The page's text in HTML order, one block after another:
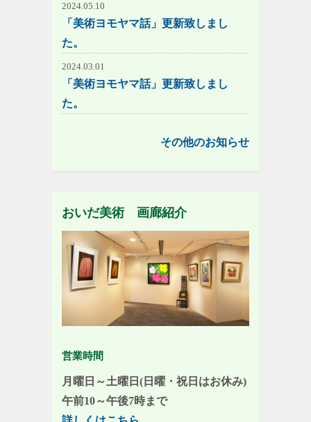
2024.05.10
「美術ヨモヤマ話」更新致しまし
た。
2024.03.01
「美術ヨモヤマ話」更新致しまし
た。
その他のお知らせ
おいだ美術 画廊紹介
営業時間
月曜日～土曜日(日曜・祝日はお休み)
午前10～午後7時まで